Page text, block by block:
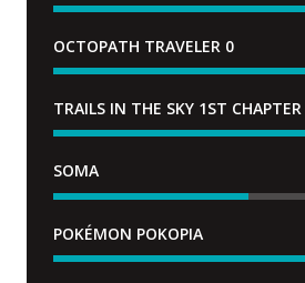
OCTOPATH TRAVELER 0
TRAILS IN THE SKY 1ST CHAPTER
SOMA
POKÉMON POKOPIA